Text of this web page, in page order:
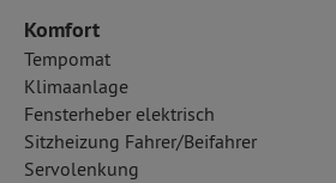
Komfort
Tempomat
Klimaanlage
Fensterheber elektrisch
Sitzheizung Fahrer/Beifahrer
Servolenkung